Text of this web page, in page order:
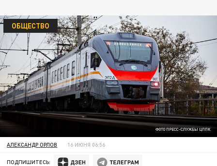
ФОТО ПРЕСС-СЛУЖБЫ ЦППК
ОБЩЕСТВО
АЛЕКСАНДР ОРЛОВ 16 ИЮНЯ 06:56
ПОДПИШИТЕСЬ: